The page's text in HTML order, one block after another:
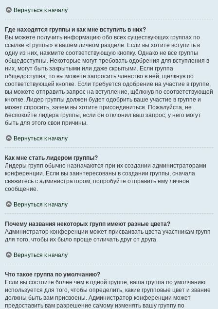
Вернуться к началу
Где находятся группы и как мне вступить в них?
Вы можете получить информацию обо всех существующих группах по
ссылке «Группы» в вашем личном разделе. Если вы хотите вступить в
одну из них, нажмите соответствующую кнопку. Однако не все группы
общедоступны. Некоторые могут требовать одобрения для вступления в
них, могут быть закрытыми или даже скрытыми. Если группа
общедоступна, то вы можете запросить членство в ней, щёлкнув по
соответствующей кнопке. Если требуется одобрение на участие в группе,
вы можете отправить запрос на вступление, щёлкнув по соответствующей
кнопке. Лидер группы должен будет одобрить ваше участие в группе и
может спросить, зачем вы хотите присоединиться. Пожалуйста, не
беспокойте лидера группы, если он отклонил ваш запрос; у него могут
быть для этого свои причины.
Вернуться к началу
Как мне стать лидером группы?
Лидеры групп обычно назначаются при их создании администраторами
конференции. Если вы заинтересованы в создании группы, сначала
свяжитесь с администратором; попробуйте отправить ему личное
сообщение.
Вернуться к началу
Почему названия некоторых групп имеют разные цвета?
Администратор конференции может присваивать цвета участникам групп
для того, чтобы их было проще отличать друг от друга.
Вернуться к началу
Что такое группа по умолчанию?
Если вы состоите более чем в одной группе, ваша группа по умолчанию
используется для того, чтобы определить, какие групповые цвет и звание
должны быть вам присвоены. Администратор конференции может
предоставить вам разрешение самому изменять вашу группу по